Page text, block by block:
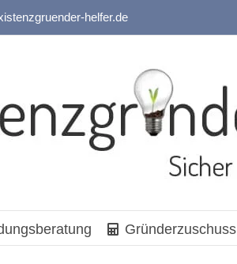
helfer.de
Gründerzuschuss